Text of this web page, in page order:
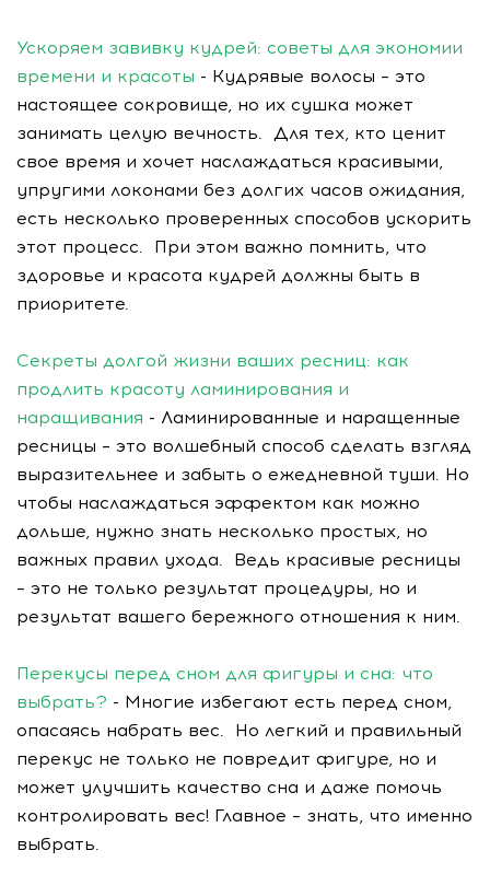
Ускоряем завивку кудрей: советы для экономии
времени и красоты - Кудрявые волосы – это
настоящее сокровище, но их сушка может
занимать целую вечность. Для тех, кто ценит
свое время и хочет наслаждаться красивыми,
упругими локонами без долгих часов ожидания,
есть несколько проверенных способов ускорить
этот процесс. При этом важно помнить, что
здоровье и красота кудрей должны быть в
приоритете.
Секреты долгой жизни ваших ресниц: как
продлить красоту ламинирования и
наращивания - Ламинированные и наращенные
ресницы – это волшебный способ сделать взгляд
выразительнее и забыть о ежедневной туши. Но
чтобы наслаждаться эффектом как можно
дольше, нужно знать несколько простых, но
важных правил ухода. Ведь красивые ресницы
– это не только результат процедуры, но и
результат вашего бережного отношения к ним.
Перекусы перед сном для фигуры и сна: что
выбрать? - Многие избегают есть перед сном,
опасаясь набрать вес. Но легкий и правильный
перекус не только не повредит фигуре, но и
может улучшить качество сна и даже помочь
контролировать вес! Главное – знать, что именно
выбрать.